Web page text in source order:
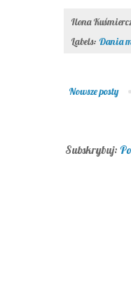
Ilona
Labels: Dania
Nowsze posty
Subskrybuj: